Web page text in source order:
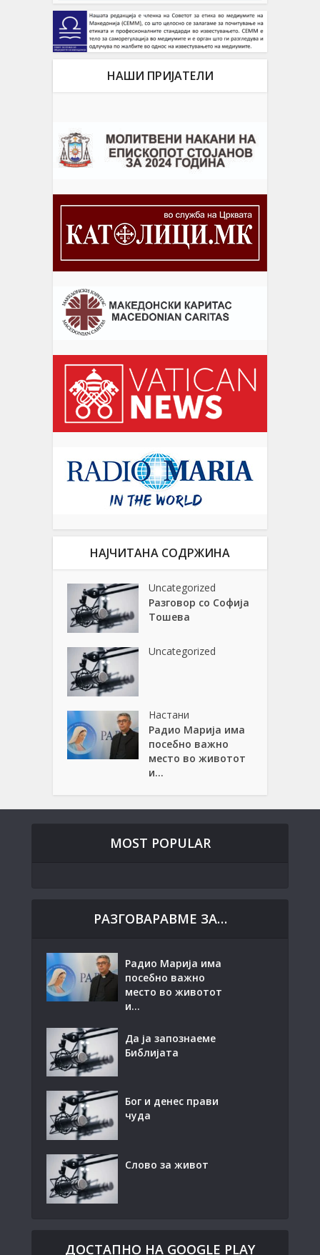
НАШИ ПРИЈАТЕЛИ
НАЈЧИТАНА СОДРЖИНА
Uncategorized
Разговор со Софија
Тошева
Uncategorized
Настани
Радио Марија има
посебно важно
место во животот
и...
MOST POPULAR
РАЗГОВАРАВМЕ ЗА…
Радио Марија има
посебно важно
место во животот
и...
Да ја запознаеме
Библијата
Бог и денес прави
чуда
Слово за живот
ДОСТАПНО НА GOOGLE PLAY